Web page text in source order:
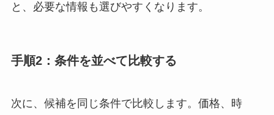
と、必要な情報も選びやすくなります。
手順2：条件を並べて比較する
次に、候補を同じ条件で比較します。価格、時